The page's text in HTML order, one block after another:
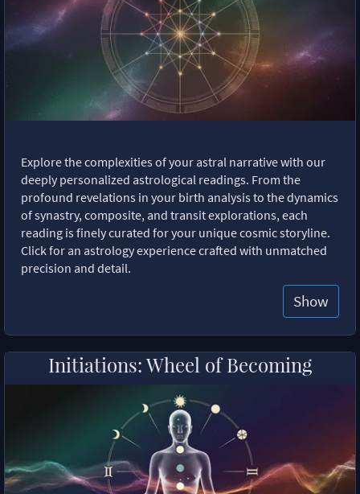
Explore the complexities of your astral narrative with our
deeply personalized astrological readings. From the
profound revelations in your birth analysis to the dynamics
of synastry, composite, and transit explorations, each
reading is finely curated for your unique cosmic storyline.
Click for an astrology experience crafted with unmatched
precision and detail.
Show
Initiations: Wheel of Becoming